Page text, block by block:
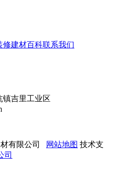
修建材百科联系我们
镇吉里工业区
材有限公司 网站地图 技术支
司